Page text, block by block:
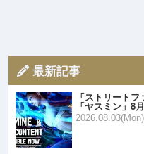
最新記事
「ストリート
「ヤスミン」8
2026.08.03(Mon)